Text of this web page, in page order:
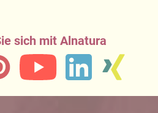
sich mit Alnatura